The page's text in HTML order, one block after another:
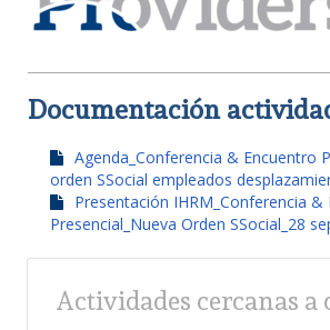
Documentación
Agenda_Conferencia & Encuentro
orden SSocial empleados
Presentación IHRM_Conferencia &
Presencial_Nueva Orden SSocial_28
Actividades cercanas a